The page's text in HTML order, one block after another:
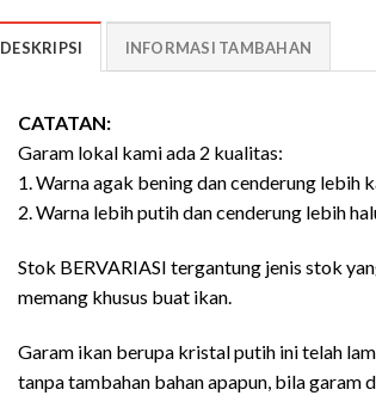
DESKRIPSI INFORMASI TAMBAHAN
CATATAN:
Garam lokal kami ada 2 kualitas:
1. Warna agak bening dan cenderung lebih
2. Warna lebih putih dan cenderung lebih
Stok BERVARIASI tergantung jenis stok
memang khusus buat ikan.
Garam ikan berupa kristal putih ini telah
tanpa tambahan bahan apapun, bila